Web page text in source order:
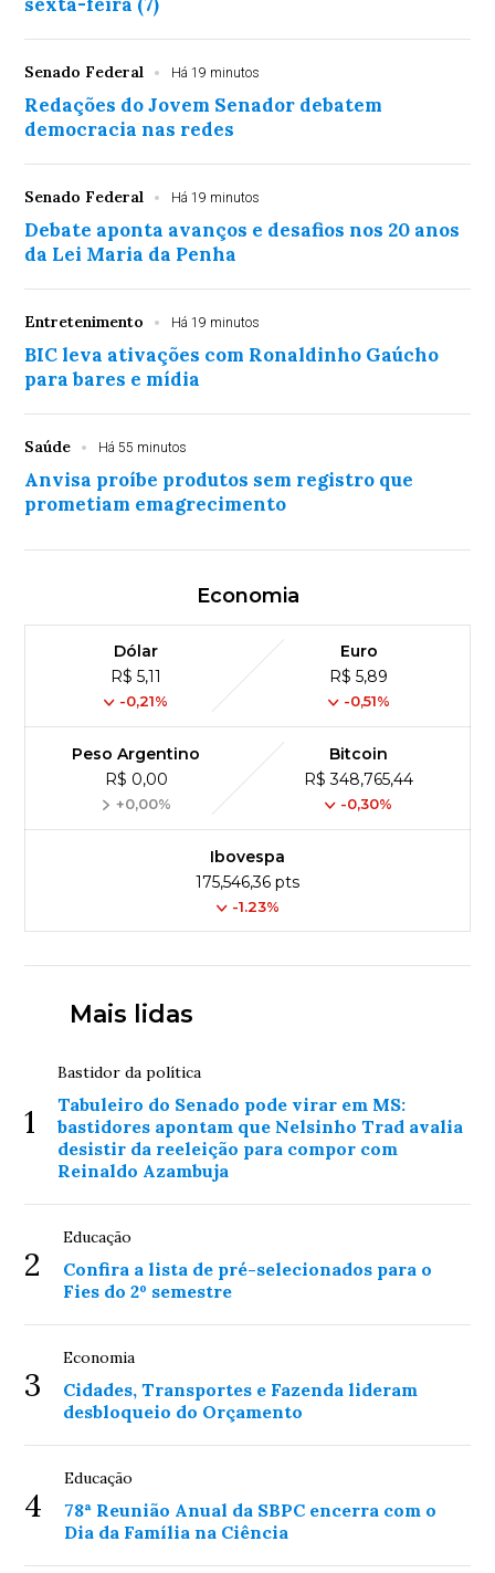
Senado Federal Há 19 minutos
Redações do Jovem Senador debatem
democracia nas redes
Senado Federal Há 19 minutos
Debate aponta avanços e desafios nos 20 anos
da Lei Maria da Penha
Entretenimento Há 19 minutos
BIC leva ativações com Ronaldinho Gaúcho
para bares e mídia
Saúde Há 55 minutos
Anvisa proíbe produtos sem registro que
prometiam emagrecimento
Economia
Dólar
R$ 5,11
-0,21%
Euro
R$ 5,89
-0,51%
Peso Argentino
R$ 0,00
+0,00%
Bitcoin
R$ 348,765,44
-0,30%
Ibovespa
175,546,36 pts
-1.23%
Mais lidas
1
Bastidor da política
Tabuleiro do Senado pode virar em MS:
bastidores apontam que Nelsinho Trad avalia
desistir da reeleição para compor com
Reinaldo Azambuja
2
Educação
Confira a lista de pré-selecionados para o
Fies do 2º semestre
3
Economia
Cidades, Transportes e Fazenda lideram
desbloqueio do Orçamento
4
Educação
78ª Reunião Anual da SBPC encerra com o
Dia da Família na Ciência